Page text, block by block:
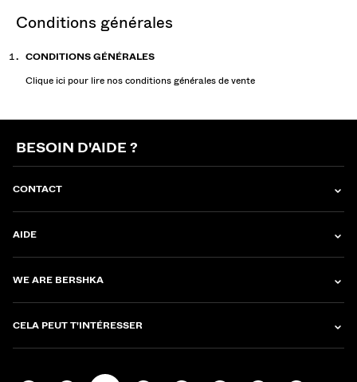
conditions générales
CONDITIONS GÉNÉRALES
Clique ici pour lire nos conditions générales de vente
BESOIN D'AIDE ?
CONTACT
AIDE
WE ARE BERSHKA
CELA PEUT T'INTÉRESSER